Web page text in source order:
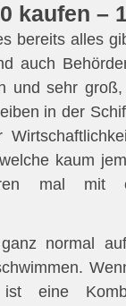
kaufen –
bereits alles
auch
und sehr
in der
kaum
mal mit
normal
eine